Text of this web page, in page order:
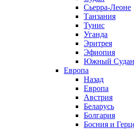
Сьерра-Леоне
Танзания
Тунис
Уганда
Эритрея
Эфиопия
Южный Судан
Европа
Назад
Европа
Австрия
Беларусь
Болгария
Босния и